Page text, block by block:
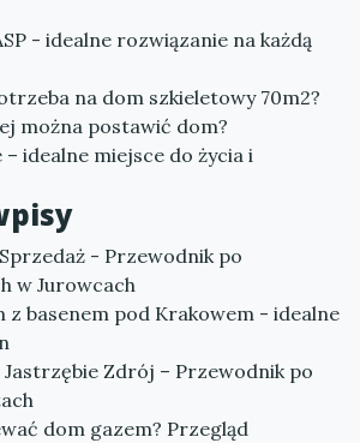
- idealne rozwiązanie na każdą
na dom szkieletowy 70m2?
można postawić dom?
idealne miejsce do życia i
- Przewodnik po
w Jurowcach
z basenem pod Krakowem - idealne
Zdrój – Przewodnik po
dom gazem? Przegląd